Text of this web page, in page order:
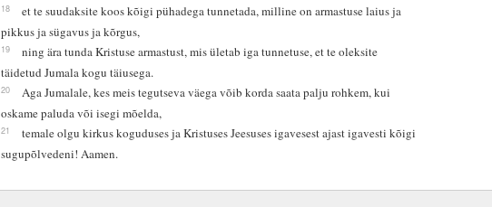
18
et te suudaksite koos kõigi pühadega tunnetada, milline on armastuse laius ja
pikkus ja sügavus ja kõrgus,
19
ning ära tunda Kristuse armastust, mis ületab iga tunnetuse, et te oleksite
täidetud Jumala kogu täiusega.
20
Aga Jumalale, kes meis tegutseva väega võib korda saata palju rohkem, kui
oskame paluda või isegi mõelda,
21
temale olgu kirkus koguduses ja Kristuses Jeesuses igavesest ajast igavesti kõigi
sugupõlvedeni! Aamen.